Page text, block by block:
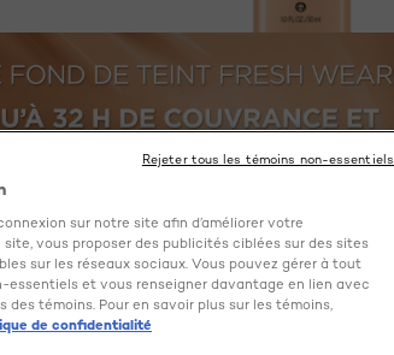
sur notre site afin d’améliorer votre
vous proposer des publicités ciblées sur des sites
sur les réseaux sociaux. Vous pouvez gérer à tout
et vous renseigner davantage en lien avec
témoins. Pour en savoir plus sur les témoins,
de confidentialité
Rejeter tous les témoins non-essentiels